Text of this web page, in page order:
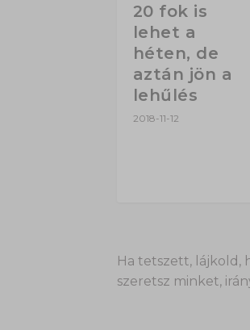
20 fok is
lehet a
héten, de
aztán jön a
lehűlés
2018-11-12
Ha tetszett, lájkold,
szeretsz minket,